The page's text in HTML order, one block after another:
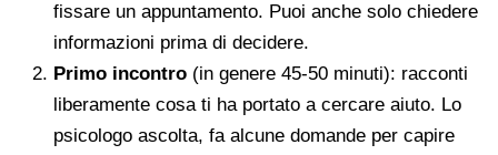
fissare un appuntamento. Puoi anche solo chiedere
informazioni prima di decidere.
Primo incontro (in genere 45-50 minuti): racconti
liberamente cosa ti ha portato a cercare aiuto. Lo
psicologo ascolta, fa alcune domande per capire